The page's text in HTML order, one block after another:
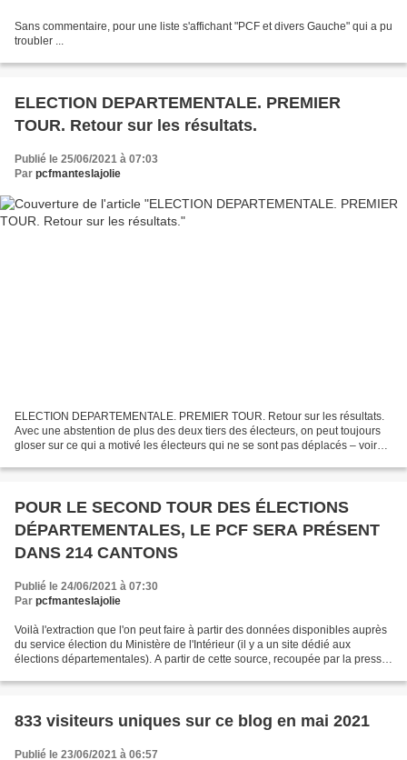
Sans commentaire, pour une liste s'affichant "PCF et divers Gauche" qui a pu
troubler ...
ELECTION DEPARTEMENTALE. PREMIER
TOUR. Retour sur les résultats.
Publié le 25/06/2021 à 07:03
Par pcfmanteslajolie
ELECTION DEPARTEMENTALE. PREMIER TOUR. Retour sur les résultats.
Avec une abstention de plus des deux tiers des électeurs, on peut toujours
gloser sur ce qui a motivé les électeurs qui ne se sont pas déplacés – voire
POUR LE SECOND TOUR DES ÉLECTIONS
DÉPARTEMENTALES, LE PCF SERA PRÉSENT
DANS 214 CANTONS
Publié le 24/06/2021 à 07:30
Par pcfmanteslajolie
Voilà l'extraction que l'on peut faire à partir des données disponibles auprès
du service élection du Ministère de l'Intérieur (il y a un site dédié aux
élections départementales). A partir de cette source, recoupée par la presse,
833 visiteurs uniques sur ce blog en mai 2021
Publié le 23/06/2021 à 06:57